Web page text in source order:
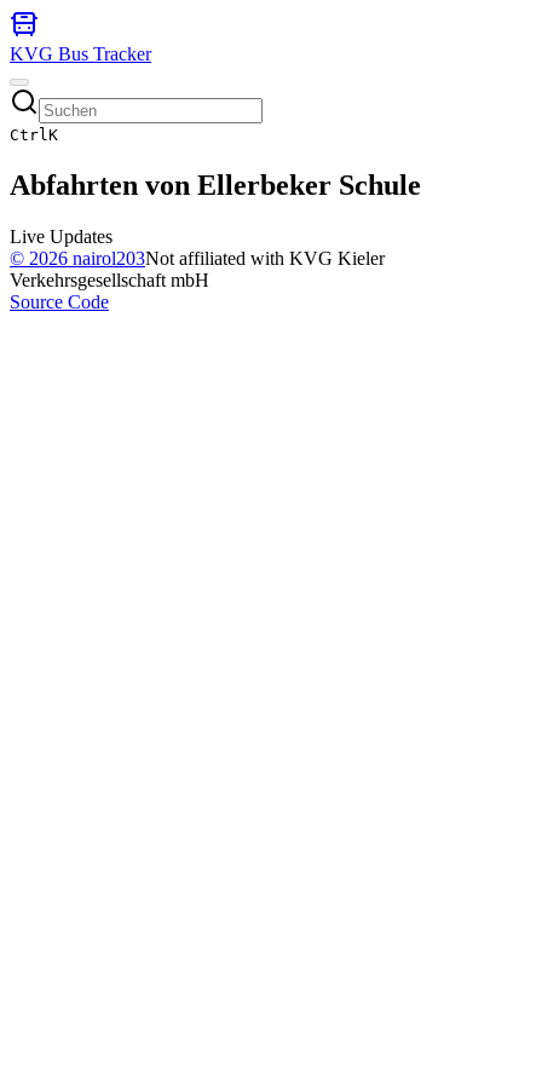
KVG Bus Tracker
CtrlK
Abfahrten von Ellerbeker Schule
Live Updates
© 2026 nairol203Not affiliated with KVG Kieler
Verkehrsgesellschaft mbH
Source Code